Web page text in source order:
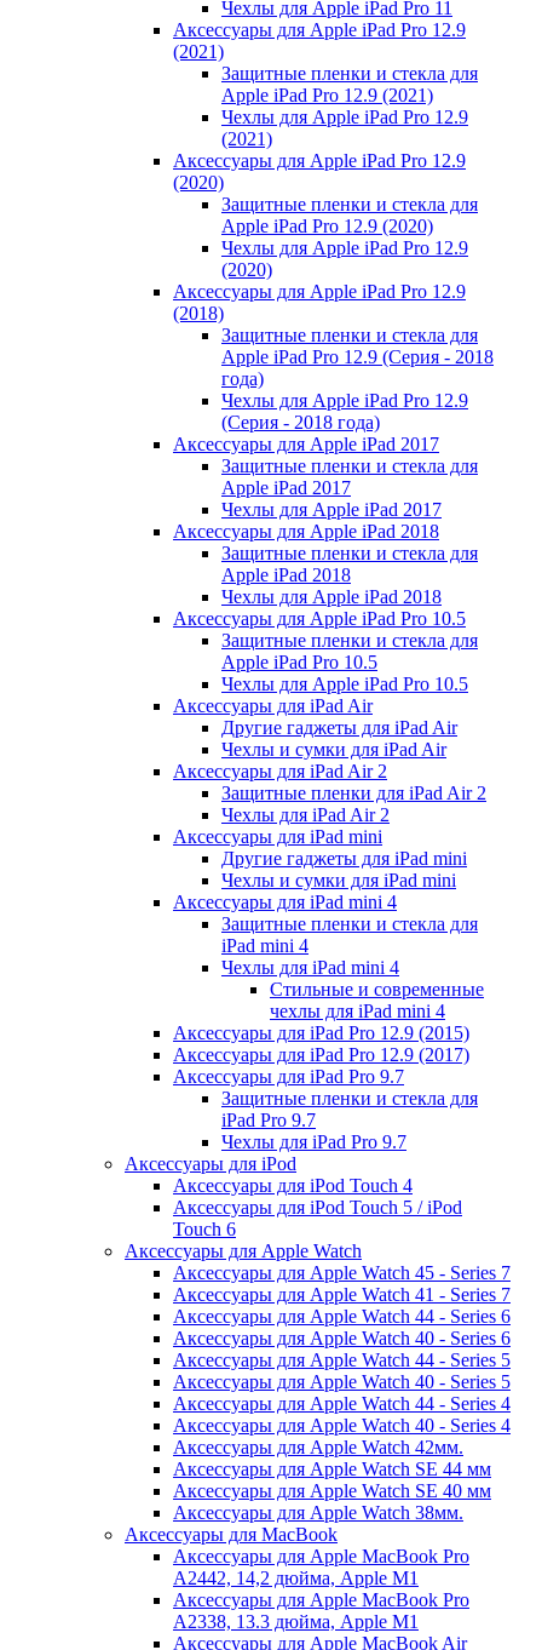
Чехлы для Apple iPad Pro 11
Аксессуары для Apple iPad Pro 12.9
(2021)
Защитные пленки и стекла для
Apple iPad Pro 12.9 (2021)
Чехлы для Apple iPad Pro 12.9
(2021)
Аксессуары для Apple iPad Pro 12.9
(2020)
Защитные пленки и стекла для
Apple iPad Pro 12.9 (2020)
Чехлы для Apple iPad Pro 12.9
(2020)
Аксессуары для Apple iPad Pro 12.9
(2018)
Защитные пленки и стекла для
Apple iPad Pro 12.9 (Серия - 2018
года)
Чехлы для Apple iPad Pro 12.9
(Серия - 2018 года)
Аксессуары для Apple iPad 2017
Защитные пленки и стекла для
Apple iPad 2017
Чехлы для Apple iPad 2017
Аксессуары для Apple iPad 2018
Защитные пленки и стекла для
Apple iPad 2018
Чехлы для Apple iPad 2018
Аксессуары для Apple iPad Pro 10.5
Защитные пленки и стекла для
Apple iPad Pro 10.5
Чехлы для Apple iPad Pro 10.5
Аксессуары для iPad Air
Другие гаджеты для iPad Air
Чехлы и сумки для iPad Air
Аксессуары для iPad Air 2
Защитные пленки для iPad Air 2
Чехлы для iPad Air 2
Аксессуары для iPad mini
Другие гаджеты для iPad mini
Чехлы и сумки для iPad mini
Аксессуары для iPad mini 4
Защитные пленки и стекла для
iPad mini 4
Чехлы для iPad mini 4
Стильные и современные
чехлы для iPad mini 4
Аксессуары для iPad Pro 12.9 (2015)
Аксессуары для iPad Pro 12.9 (2017)
Аксессуары для iPad Pro 9.7
Защитные пленки и стекла для
iPad Pro 9.7
Чехлы для iPad Pro 9.7
Аксессуары для iPod
Аксессуары для iPod Touch 4
Аксессуары для iPod Touch 5 / iPod
Touch 6
Аксессуары для Apple Watch
Аксессуары для Apple Watch 45 - Series 7
Аксессуары для Apple Watch 41 - Series 7
Аксессуары для Apple Watch 44 - Series 6
Аксессуары для Apple Watch 40 - Series 6
Аксессуары для Apple Watch 44 - Series 5
Аксессуары для Apple Watch 40 - Series 5
Аксессуары для Apple Watch 44 - Series 4
Аксессуары для Apple Watch 40 - Series 4
Аксессуары для Apple Watch 42мм.
Аксессуары для Apple Watch SE 44 мм
Аксессуары для Apple Watch SE 40 мм
Аксессуары для Apple Watch 38мм.
Аксессуары для MacBook
Аксессуары для Apple MacBook Pro
A2442, 14,2 дюйма, Apple M1
Аксессуары для Apple MacBook Pro
A2338, 13.3 дюйма, Apple M1
Аксессуары для Apple MacBook Air